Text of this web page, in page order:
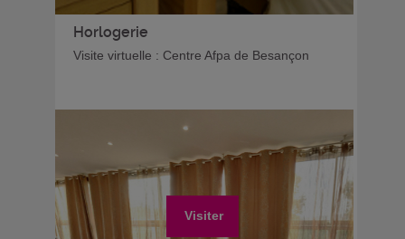
Horlogerie
Visite virtuelle : Centre Afpa de Besançon
Visiter